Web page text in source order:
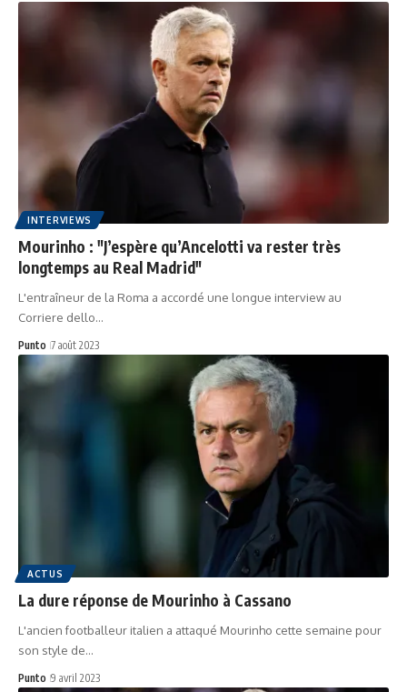
INTERVIEWS
Mourinho : "J’espère qu’Ancelotti va rester très
longtemps au Real Madrid"
L'entraîneur de la Roma a accordé une longue interview au
Corriere dello…
Punto 7 août 2023
ACTUS
La dure réponse de Mourinho à Cassano
L'ancien footballeur italien a attaqué Mourinho cette semaine pour
son style de…
Punto 9 avril 2023